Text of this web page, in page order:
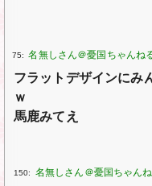
75:
フラットデザインにみ
ｗ
馬鹿みてえ
150: